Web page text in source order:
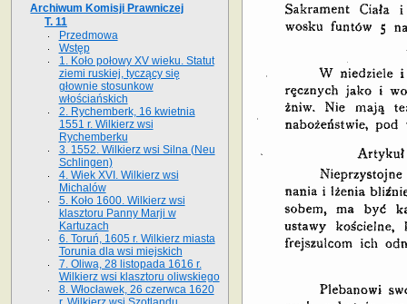
Archiwum Komisji Prawniczej
T. 11
Przedmowa
Wstęp
1. Koło połowy XV wieku. Statut
ziemi ruskiej, tyczący się
głownie stosunkow
włościańskich
2. Rychemberk, 16 kwietnia
1551 r. Wilkierz wsi
Rychemberku
3. 1552. Wilkierz wsi Silna (Neu
Schlingen)
4. Wiek XVI. Wilkierz wsi
Michalów
5. Koło 1600. Wilkierz wsi
klasztoru Panny Marji w
Kartuzach
6. Toruń, 1605 r. Wilkierz miasta
Torunia dla wsi miejskich
7. Oliwa, 28 listopada 1616 r.
Wilkierz wsi klasztoru oliwskiego
8. Włocławek, 26 czerwca 1620